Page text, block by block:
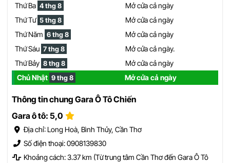
Thứ Ba 4 thg 8
Mở cửa cả ngày
Thứ Tư 5 thg 8
Mở cửa cả ngày
Thứ Năm 6 thg 8
Mở cửa cả ngày
Thứ Sáu 7 thg 8
Mở cửa cả ngày.
Thứ Bảy 8 thg 8
Mở cửa cả ngày
Chủ Nhật 9 thg 8 Mở cửa cả ngày
Thông tin chung Gara Ô Tô Chiến
Gara ô tô: 5,0
Địa chỉ: Long Hoà, Bình Thủy, Cần Thơ
Số điện thoại: 0908139830
Khoảng cách: 3.37 km (Từ trung tâm Cần Thơ đến Gara Ô Tô